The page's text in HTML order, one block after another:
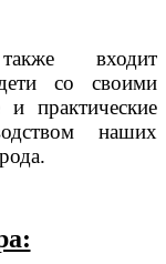
входит
со своими
и практические
наших